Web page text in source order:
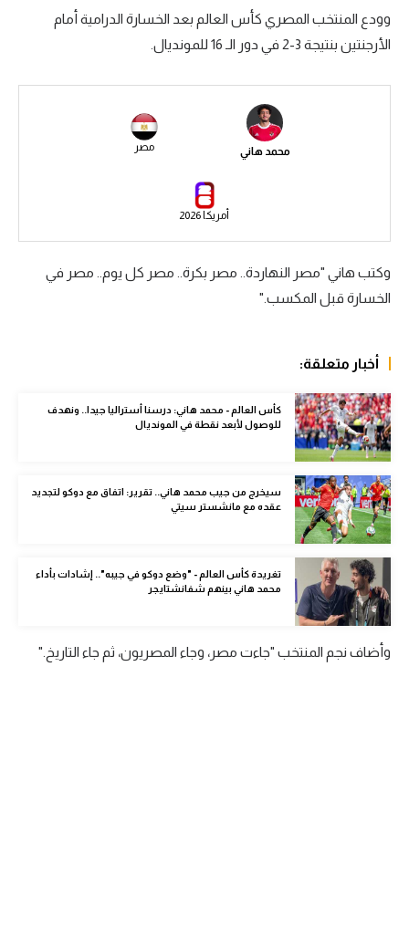
سعودي في الجول
الدوري الإنجليزي
دوري أبطال أوروبا
أمم إفريقيا
كرة السلة الأمريكية
كرة يد
كرة طائرة
الوطن العربي
في المونديال
رياضة نسائية
آسيا
أمريكا
ركن الألعاب
وودع المنتخب المصري كأس العالم بعد الخسارة الدرامية أمام
الأرجنتين بنتيجة 3-2 في دور الـ 16 للمونديال.
محمد هاني مصر
أمريكا 2026
وكتب هاني "مصر النهاردة.. مصر بكرة.. مصر كل يوم.. مصر في
الخسارة قبل المكسب."
أخبار متعلقة:
كأس العالم - محمد هاني: درسنا أستراليا جيدا.. ونهدف
للوصول لأبعد نقطة في المونديال
سيخرج من جيب محمد هاني.. تقرير: اتفاق مع دوكو لتجديد
عقده مع مانشستر سيتي
تغريدة كأس العالم - "وضع دوكو في جيبه".. إشادات بأداء
محمد هاني بينهم شفانشتايجر
وأضاف نجم المنتخب "جاءت مصر، وجاء المصريون، ثم جاء التاريخ."